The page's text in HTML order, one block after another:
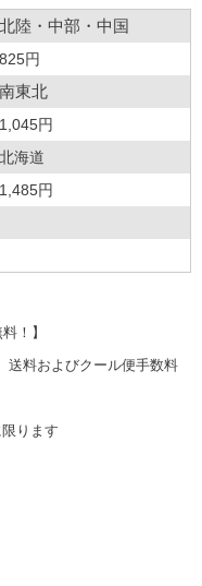
北陸・中部・中国
825円
南東北
1,045円
北海道
1,485円
！】
送料およびクール便手数料
ります